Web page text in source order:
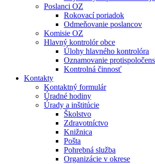
Poslanci OZ
Rokovací poriadok
Odmeňovanie poslancov
Komisie OZ
Hlavný kontrolór obce
Úlohy hlavného kontrolóra
Oznamovanie
Kontrolná činnosť
Kontakty
Kontaktný formulár
Úradné hodiny
Úrady a inštitúcie
Školstvo
Zdravotníctvo
Knižnica
Pošta
Pohrebná služba
Organizácie v okrese